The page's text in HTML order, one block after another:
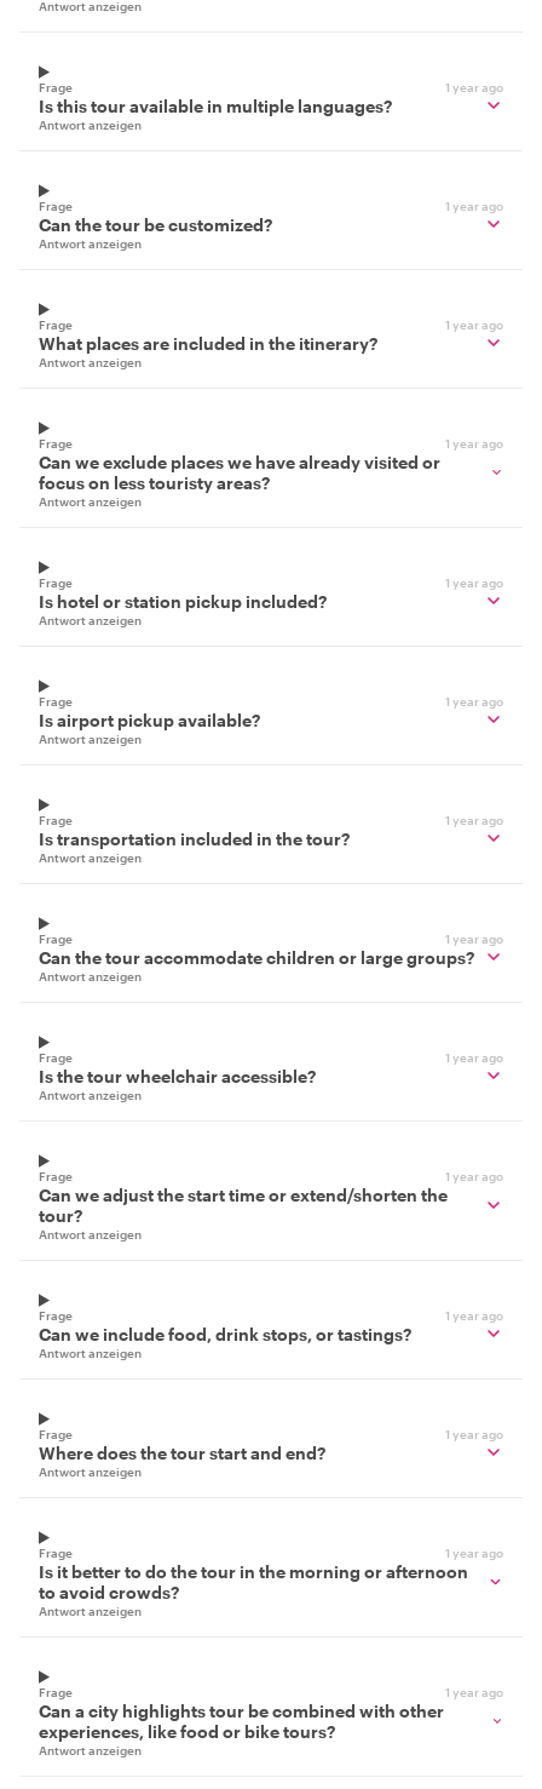
Antwort anzeigen
Frage 1 year ago
Is this tour available in multiple languages?
Antwort anzeigen
Frage 1 year ago
Can the tour be customized?
Antwort anzeigen
Frage 1 year ago
What places are included in the itinerary?
Antwort anzeigen
Frage 1 year ago
Can we exclude places we have already visited or
focus on less touristy areas?
Antwort anzeigen
Frage 1 year ago
Is hotel or station pickup included?
Antwort anzeigen
Frage 1 year ago
Is airport pickup available?
Antwort anzeigen
Frage 1 year ago
Is transportation included in the tour?
Antwort anzeigen
Frage 1 year ago
Can the tour accommodate children or large groups?
Antwort anzeigen
Frage 1 year ago
Is the tour wheelchair accessible?
Antwort anzeigen
Frage 1 year ago
Can we adjust the start time or extend/shorten the
tour?
Antwort anzeigen
Frage 1 year ago
Can we include food, drink stops, or tastings?
Antwort anzeigen
Frage 1 year ago
Where does the tour start and end?
Antwort anzeigen
Frage 1 year ago
Is it better to do the tour in the morning or afternoon
to avoid crowds?
Antwort anzeigen
Frage 1 year ago
Can a city highlights tour be combined with other
experiences, like food or bike tours?
Antwort anzeigen